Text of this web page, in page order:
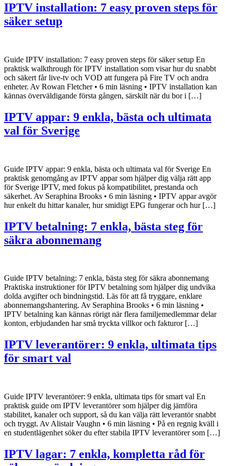
IPTV installation: 7 easy proven steps för
säker setup
Guide IPTV installation: 7 easy proven steps för säker setup En
praktisk walkthrough för IPTV installation som visar hur du snabbt
och säkert får live-tv och VOD att fungera på Fire TV och andra
enheter. Av Rowan Fletcher • 6 min läsning • IPTV installation kan
kännas överväldigande första gången, särskilt när du bor i […]
IPTV appar: 9 enkla, bästa och ultimata
val för Sverige
Guide IPTV appar: 9 enkla, bästa och ultimata val för Sverige En
praktisk genomgång av IPTV appar som hjälper dig välja rätt app
för Sverige IPTV, med fokus på kompatibilitet, prestanda och
säkerhet. Av Seraphina Brooks • 6 min läsning • IPTV appar avgör
hur enkelt du hittar kanaler, hur smidigt EPG fungerar och hur […]
IPTV betalning: 7 enkla, bästa steg för
säkra abonnemang
Guide IPTV betalning: 7 enkla, bästa steg för säkra abonnemang
Praktiska instruktioner för IPTV betalning som hjälper dig undvika
dolda avgifter och bindningstid. Läs för att få tryggare, enklare
abonnemangshantering. Av Seraphina Brooks • 6 min läsning •
IPTV betalning kan kännas rörigt när flera familjemedlemmar delar
konton, erbjudanden har små tryckta villkor och fakturor […]
IPTV leverantörer: 9 enkla, ultimata tips
för smart val
Guide IPTV leverantörer: 9 enkla, ultimata tips för smart val En
praktisk guide om IPTV leverantörer som hjälper dig jämföra
stabilitet, kanaler och support, så du kan välja rätt leverantör snabbt
och tryggt. Av Alistair Vaughn • 6 min läsning • På en regnig kväll i
en studentlägenhet söker du efter stabila IPTV leverantörer som […]
IPTV lagar: 7 enkla, kompletta råd för